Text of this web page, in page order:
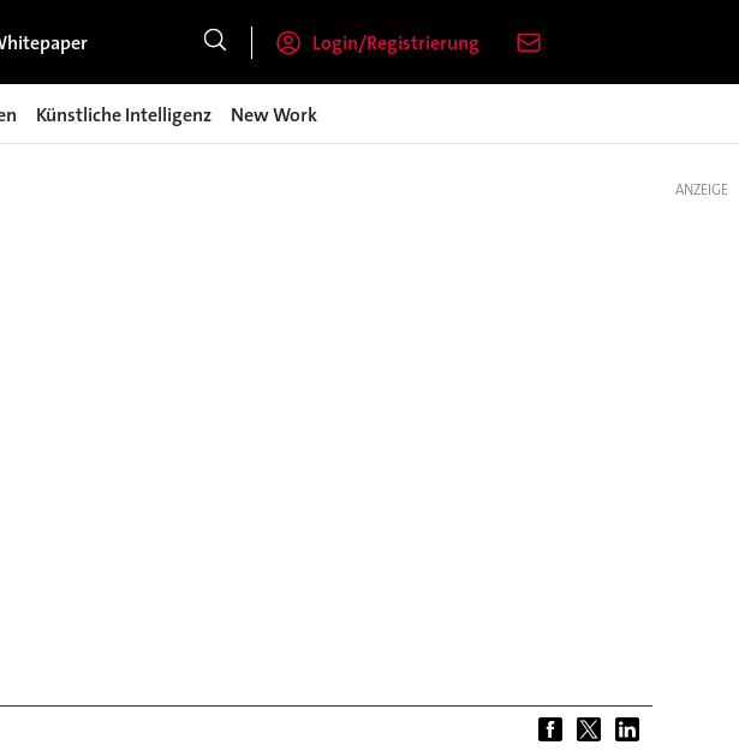
Login/Registrierung
Künstliche Intelligenz New Work
ANZEIGE